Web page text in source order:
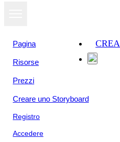
Pagina
Risorse
Prezzi
Creare uno Storyboard
Registro
Accedere